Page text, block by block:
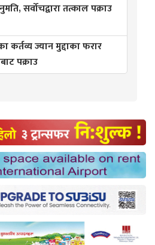
सर्वोचद्वारा तत्काल पक्राउ
कर्तव्य ज्यान मुद्दाका फरार
पक्राउ